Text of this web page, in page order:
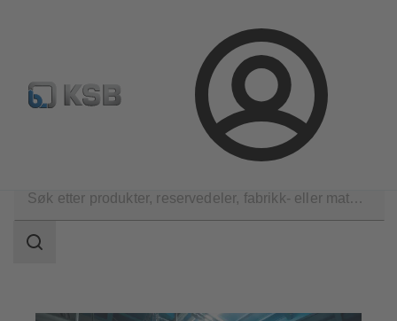
Logg
inn
Produktsøk Retur & reklamasjon Konfigurer
Industriell vannbehandling
Søkeområde